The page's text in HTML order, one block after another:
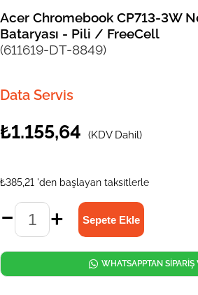
Acer Chromebook CP713-3W
Bataryası - Pili / FreeCell
(611619-DT-8849)
Data Servis
₺1.155,64 (KDV Dahil)
₺385,21 'den başlayan taksitlerle
WHATSAPPTAN SİPARİŞ